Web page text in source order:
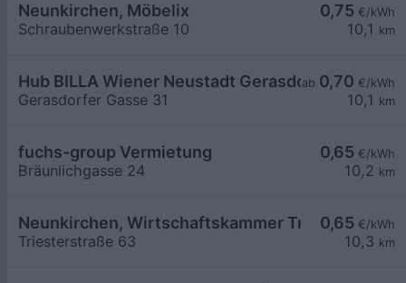
0,75 €/kWh
10,1 km
Neunkirchen, Möbelix
Schraubenwerkstraße 10
ab 0,70 €/kWh
10,1 km
Hub BILLA Wiener Neustadt Gerasdorfergasse
Gerasdorfer Gasse 31
0,65 €/kWh
10,2 km
fuchs-group Vermietung
Bräunlichgasse 24
0,65 €/kWh
10,3 km
Neunkirchen, Wirtschaftskammer Triesterstr.
Triesterstraße 63